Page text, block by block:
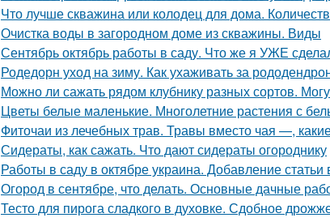
Что лучше скважина или колодец для дома.
Очистка воды в загородном доме из скважины. Виды
Сентябрь октябрь работы в саду. Что же я УЖЕ
Родедорн уход на зиму. Как ухаживать за
Можно ли сажать рядом клубнику разных сортов.
Цветы белые маленькие. Многолетние растения с
Фиточаи из лечебных трав. Травы вместо чая —,
Сидераты, как сажать. Что дают сидераты огороднику
Работы в саду в октябре украина. Добавление
Огород в сентябре, что делать. Основные дачные
Тесто для пирога сладкого в духовке. Сдобное